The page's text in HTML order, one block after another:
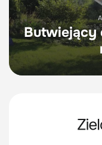
Butwiejący